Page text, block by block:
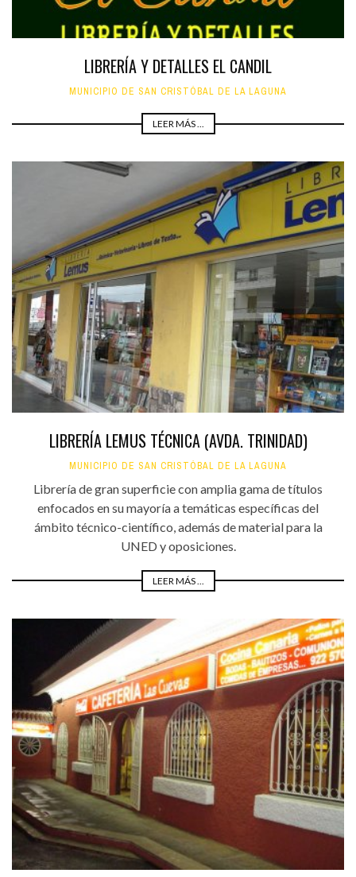
LIBRERÍA Y DETALLES EL CANDIL
MUNICIPIO DE SAN CRISTÓBAL DE LA LAGUNA
LEER MÁS ...
LIBRERÍA LEMUS TÉCNICA (AVDA. TRINIDAD)
MUNICIPIO DE SAN CRISTÓBAL DE LA LAGUNA
Librería de gran superficie con amplia gama de títulos
enfocados en su mayoría a temáticas específicas del
ámbito técnico-científico, además de material para la
UNED y oposiciones.
LEER MÁS ...